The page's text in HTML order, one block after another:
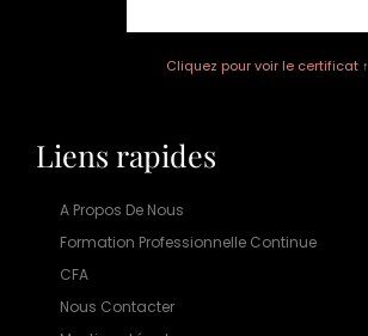
Cliquez pour voir le certificat ↑
Liens rapides
A Propos De Nous
Formation Professionnelle Continue
CFA
Nous Contacter